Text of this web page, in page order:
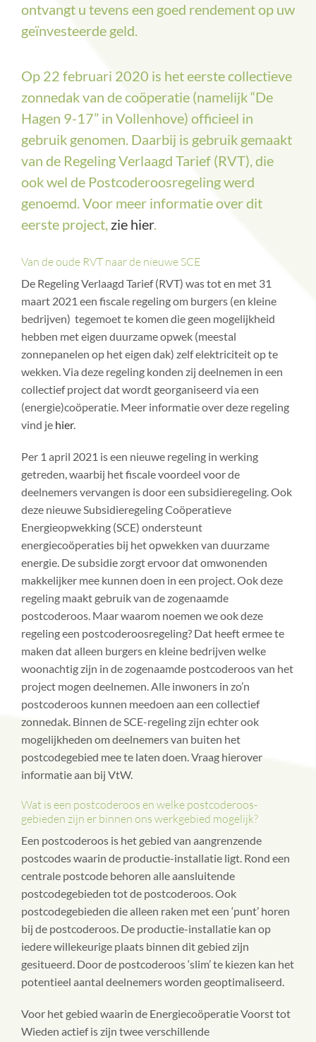
ontvangt u tevens een goed rendement op uw
geïnvesteerde geld.
Op 22 februari 2020 is het eerste collectieve
zonnedak van de coöperatie (namelijk “De
Hagen 9-17” in Vollenhove) officieel in
gebruik genomen. Daarbij is gebruik gemaakt
van de Regeling Verlaagd Tarief (RVT), die
ook wel de Postcoderoosregeling werd
genoemd. Voor meer informatie over dit
eerste project, zie hier.
Van de oude RVT naar de nieuwe SCE
De Regeling Verlaagd Tarief (RVT) was tot en met 31
maart 2021 een fiscale regeling om burgers (en kleine
bedrijven) tegemoet te komen die geen mogelijkheid
hebben met eigen duurzame opwek (meestal
zonnepanelen op het eigen dak) zelf elektriciteit op te
wekken. Via deze regeling konden zij deelnemen in een
collectief project dat wordt georganiseerd via een
(energie)coöperatie. Meer informatie over deze regeling
vind je hier.
Per 1 april 2021 is een nieuwe regeling in werking
getreden, waarbij het fiscale voordeel voor de
deelnemers vervangen is door een subsidieregeling. Ook
deze nieuwe Subsidieregeling Coöperatieve
Energieopwekking (SCE) ondersteunt
energiecoöperaties bij het opwekken van duurzame
energie. De subsidie zorgt ervoor dat omwonenden
makkelijker mee kunnen doen in een project. Ook deze
regeling maakt gebruik van de zogenaamde
postcoderoos. Maar waarom noemen we ook deze
regeling een postcoderoosregeling? Dat heeft ermee te
maken dat alleen burgers en kleine bedrijven welke
woonachtig zijn in de zogenaamde postcoderoos van het
project mogen deelnemen. Alle inwoners in zo’n
postcoderoos kunnen meedoen aan een collectief
zonnedak. Binnen de SCE-regeling zijn echter ook
mogelijkheden om deelnemers van buiten het
postcodegebied mee te laten doen. Vraag hierover
informatie aan bij VtW.
Wat is een postcoderoos en welke postcoderoos-
gebieden zijn er binnen ons werkgebied mogelijk?
Een postcoderoos is het gebied van aangrenzende
postcodes waarin de productie-installatie ligt. Rond een
centrale postcode behoren alle aansluitende
postcodegebieden tot de postcoderoos. Ook
postcodegebieden die alleen raken met een ‘punt’ horen
bij de postcoderoos. De productie-installatie kan op
iedere willekeurige plaats binnen dit gebied zijn
gesitueerd. Door de postcoderoos ‘slim’ te kiezen kan het
potentieel aantal deelnemers worden geoptimaliseerd.
Voor het gebied waarin de Energiecoöperatie Voorst tot
Wieden actief is zijn twee verschillende